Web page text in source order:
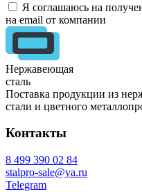
Я соглашаюсь на
на email от компании
Нержавеющая
сталь
Поставка продукции из
стали и цветного
Контакты
8 499 390 02 84
stalpro-sale@ya.ru
Telegram